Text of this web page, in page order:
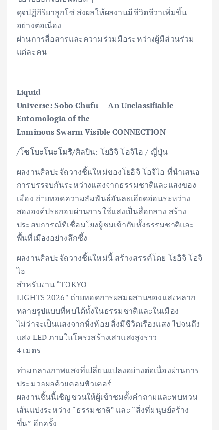
ดุจปฏิกิริยาลูกโซ่ ส่งผลให้ผลงานมีชีวิตชีวาเพิ่มขึ้น
อย่างต่อเนื่อง
ผ่านการสื่อสารและความร่วมมือระหว่างผู้มีส่วนร่วม
แต่ละคน
Liquid
Universe: Sōbō Chūfu — An Unclassifiable
Entomologia of the
Luminous Swarm Visible CONNECTION
/โชโบะโนะโมริ/ศิลปิน: โยอิจิ โอจิไอ / ญี่ปุ่น
ผลงานศิลปะจัดวางชิ้นใหม่ของโยอิจิ โอจิไอ ที่นำเสนอ
การบรรจบกันระหว่างแสงจากธรรมชาติและแสงของ
เมือง ถ่ายทอดความสัมพันธ์อันละเอียดอ่อนระหว่าง
สององค์ประกอบผ่านการใช้แสงเป็นสื่อกลาง สร้าง
ประสบการณ์ที่เชื่อมโยงผู้ชมเข้ากับทั้งธรรมชาติและ
พื้นที่เมืองอย่างลึกซึ้ง
ผลงานศิลปะจัดวางชิ้นใหม่นี้ สร้างสรรค์โดย โยอิจิ โอจิ
ไอ
สำหรับงาน “TOKYO
LIGHTS 2026” ถ่ายทอดการผสมผสานของแสงหลาก
หลายรูปแบบที่พบได้ทั้งในธรรมชาติและในเมือง
ไม่ว่าจะเป็นแสงจากหิ่งห้อย สิ่งมีชีวิตเรืองแสง ไปจนถึง
แสง LED ภายในโครงสร้างเสาแสงสูงราว
4 เมตร
ท่ามกลางภาพแสงที่เปลี่ยนแปลงอย่างต่อเนื่องผ่านการ
ประมวลผลด้วยคอมพิวเตอร์
ผลงานชิ้นนี้เชิญชวนให้ผู้เข้าชมตั้งคำถามและทบทวน
เส้นแบ่งระหว่าง “ธรรมชาติ” และ “สิ่งที่มนุษย์สร้าง
ขึ้น” อีกครั้ง